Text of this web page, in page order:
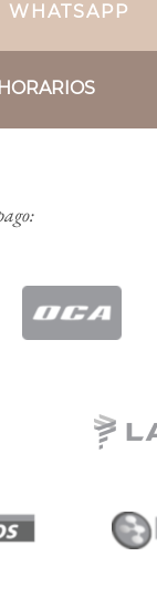
WHATSAPP